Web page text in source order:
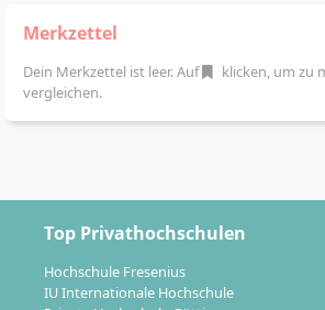
Standorte
Viele Studiengänge
sind NC-frei, setzen
aber ein
hochschuleigenes
Aufnahmeverfahren
Details
Strategic Sports
Deutsch oder Englisch
Details
MBA
Merkzettel
Dein Merkzettel ist leer. Auf
klicken, um zu
vergleichen.
Top Privathochschulen
Hochschule Fresenius
IU Internationale Hochschule